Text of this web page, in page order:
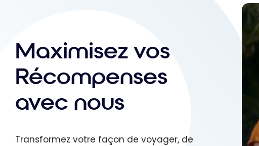
Maximisez vos
Récompenses
avec nous
Transformez votre façon de voyager, de